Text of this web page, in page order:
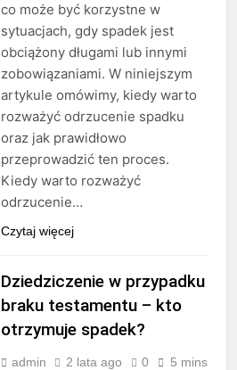
co może być korzystne w
sytuacjach, gdy spadek jest
obciążony długami lub innymi
zobowiązaniami. W niniejszym
artykule omówimy, kiedy warto
rozważyć odrzucenie spadku
oraz jak prawidłowo
przeprowadzić ten proces.
Kiedy warto rozważyć
odrzucenie…
Czytaj więcej
Dziedziczenie w przypadku
braku testamentu – kto
otrzymuje spadek?
admin 2 lata ago 0 5 mins